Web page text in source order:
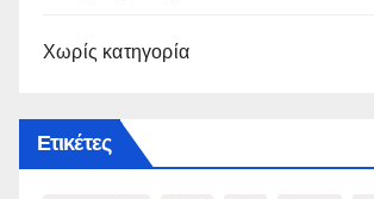
Χωρίς κατηγορία
Ετικέτες